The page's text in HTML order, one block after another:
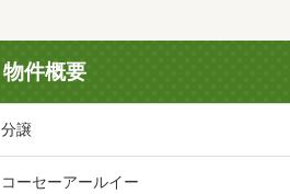
物件概要
分譲
コーセーアールイー